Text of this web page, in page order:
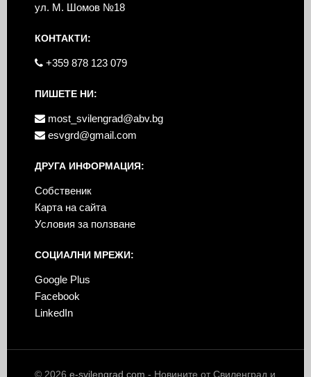
ул. М. Шомов №18
КОНТАКТИ:
+359 878 123 079
ПИШЕТЕ НИ:
most_svilengrad@abv.bg
esvgrd@gmail.com
ДРУГА ИНФОРМАЦИЯ:
Собственик
Карта на сайта
Условия за ползване
СОЦИАЛНИ МРЕЖИ:
Google Plus
Facebook
LinkedIn
© 2026e-svilengrad.com - Новините от Свиленград и